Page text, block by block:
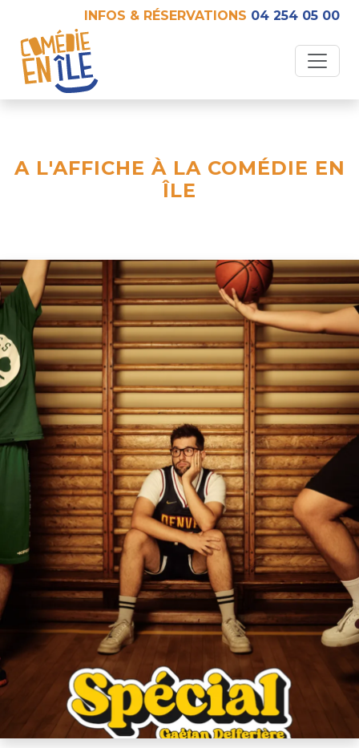
INFOS & RÉSERVATIONS 04 254 05 00
A L'AFFICHE À LA COMÉDIE EN
ÎLE